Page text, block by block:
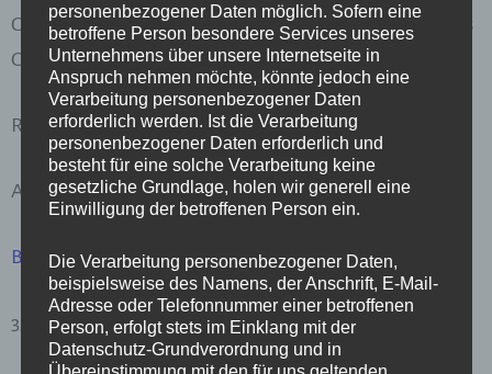
GEWERBEWORTLAUT (Gewerbeart: reglementiertes
Gewerbe)
Reisebüros
Ausstellende Behörde:
Bezirkshauptmannschaft Krems a.d. Donau
3500 Krems an der Donau,Drinkweldergasse 15
personenbezogener Daten möglich. Sofern eine
betroffene Person besondere Services unseres
Unternehmens über unsere Internetseite in
Anspruch nehmen möchte, könnte jedoch eine
Verarbeitung personenbezogener Daten
erforderlich werden. Ist die Verarbeitung
personenbezogener Daten erforderlich und
besteht für eine solche Verarbeitung keine
gesetzliche Grundlage, holen wir generell eine
Einwilligung der betroffenen Person ein.
Die Verarbeitung personenbezogener Daten,
beispielsweise des Namens, der Anschrift, E-Mail-
Adresse oder Telefonnummer einer betroffenen
Person, erfolgt stets im Einklang mit der
Datenschutz-Grundverordnung und in